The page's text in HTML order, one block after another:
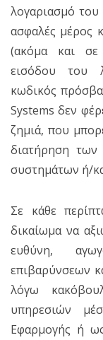
λογαριασμό
ασφαλές μέρος
(ακόμα και σε
εισόδου του
κωδικός
Systems δεν
ζημιά, που
διατήρηση των
συστημάτων ή/
Σε κάθε
δικαίωμα να
ευθύνη,
επιβαρύνσεων
λόγω
υπηρεσιών
Εφαρμογής ή